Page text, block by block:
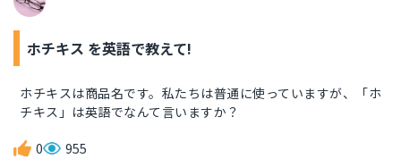
ホチキス を英語で教えて!
ホチキスは商品名です。私たちは普通に使っていますが、「ホ
チキス」は英語でなんて言いますか？
0 955